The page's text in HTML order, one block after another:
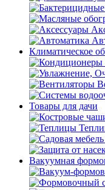
Климатическое
Товары для дачи
Вакуумная